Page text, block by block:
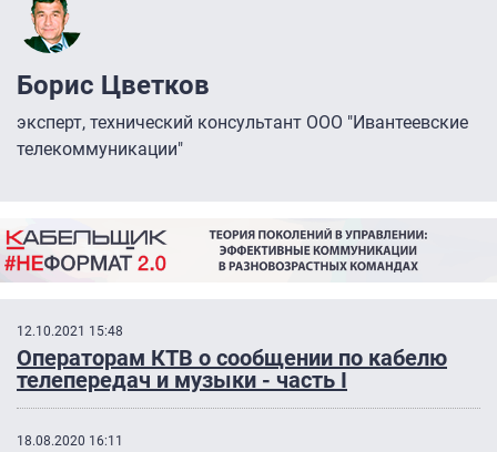
Борис Цветков
эксперт, технический консультант ООО "Ивантеевские
телекоммуникации"
12.10.2021 15:48
Операторам КТВ о сообщении по кабелю
телепередач и музыки - часть I
18.08.2020 16:11